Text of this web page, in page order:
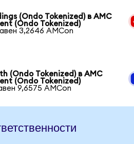
(Ondo Tokenized) в AMC
(Ondo Tokenized)
3,2646 AMCon
(Ondo Tokenized) в AMC
(Ondo Tokenized)
9,6575 AMCon